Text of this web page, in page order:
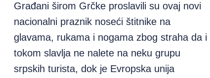
Građani širom Grčke proslavili su ovaj novi
nacionalni praznik noseći štitnike na
glavama, rukama i nogama zbog straha da i
tokom slavlja ne nalete na neku grupu
srpskih turista, dok je Evropska unija